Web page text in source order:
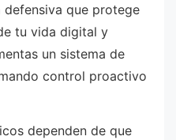
que protege
tu vida digital y
un sistema de
control proactivo
dependen de que